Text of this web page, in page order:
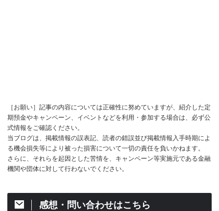
［お願い］記事の内容については正確性に努めていますが、紹介した定
期預金やキャンペーン、イベントなどを利用・参加する場合は、必ず公
式情報をご確認ください。
当ブログは、掲載情報の誤表記、読者の錯誤並び掲載情報入手時期によ
る機会損失等により被った損害について一切の責任を負いかねます。
さらに、それらを起因とした苦情を、キャンペーン等実施元である金融
機関や団体に対して行わないでください。
感想・問い合わせはこちら